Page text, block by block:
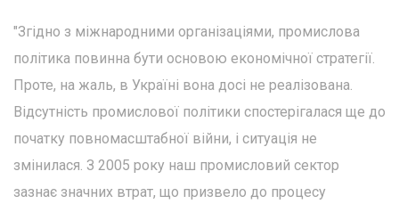
"Згідно з міжнародними організаціями, промислова
політика повинна бути основою економічної стратегії.
Проте, на жаль, в Україні вона досі не реалізована.
Відсутність промислової політики спостерігалася ще до
початку повномасштабної війни, і ситуація не
змінилася. З 2005 року наш промисловий сектор
зазнає значних втрат, що призвело до процесу